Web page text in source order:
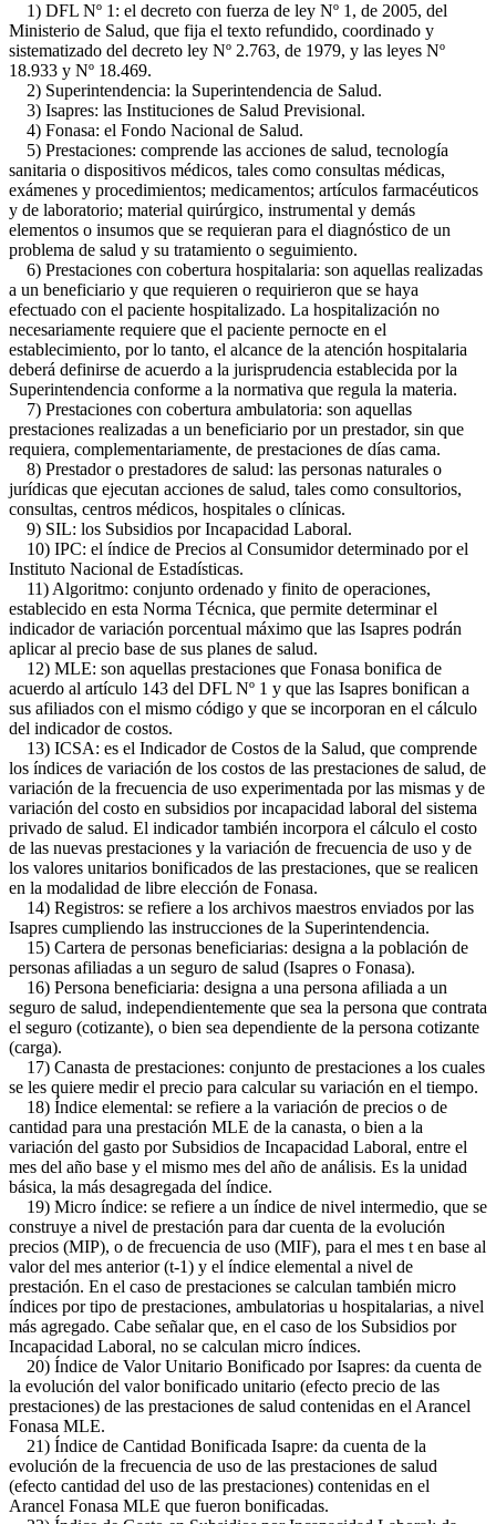
1) DFL Nº 1: el decreto con fuerza de ley Nº 1, de 2005, del
Ministerio de Salud, que fija el texto refundido, coordinado y
sistematizado del decreto ley Nº 2.763, de 1979, y las leyes Nº
18.933 y Nº 18.469.
2) Superintendencia: la Superintendencia de Salud.
3) Isapres: las Instituciones de Salud Previsional.
4) Fonasa: el Fondo Nacional de Salud.
5) Prestaciones: comprende las acciones de salud, tecnología
sanitaria o dispositivos médicos, tales como consultas médicas,
exámenes y procedimientos; medicamentos; artículos farmacéuticos
y de laboratorio; material quirúrgico, instrumental y demás
elementos o insumos que se requieran para el diagnóstico de un
problema de salud y su tratamiento o seguimiento.
6) Prestaciones con cobertura hospitalaria: son aquellas realizadas
a un beneficiario y que requieren o requirieron que se haya
efectuado con el paciente hospitalizado. La hospitalización no
necesariamente requiere que el paciente pernocte en el
establecimiento, por lo tanto, el alcance de la atención hospitalaria
deberá definirse de acuerdo a la jurisprudencia establecida por la
Superintendencia conforme a la normativa que regula la materia.
7) Prestaciones con cobertura ambulatoria: son aquellas
prestaciones realizadas a un beneficiario por un prestador, sin que
requiera, complementariamente, de prestaciones de días cama.
8) Prestador o prestadores de salud: las personas naturales o
jurídicas que ejecutan acciones de salud, tales como consultorios,
consultas, centros médicos, hospitales o clínicas.
9) SIL: los Subsidios por Incapacidad Laboral.
10) IPC: el índice de Precios al Consumidor determinado por el
Instituto Nacional de Estadísticas.
11) Algoritmo: conjunto ordenado y finito de operaciones,
establecido en esta Norma Técnica, que permite determinar el
indicador de variación porcentual máximo que las Isapres podrán
aplicar al precio base de sus planes de salud.
12) MLE: son aquellas prestaciones que Fonasa bonifica de
acuerdo al artículo 143 del DFL Nº 1 y que las Isapres bonifican a
sus afiliados con el mismo código y que se incorporan en el cálculo
del indicador de costos.
13) ICSA: es el Indicador de Costos de la Salud, que comprende
los índices de variación de los costos de las prestaciones de salud, de
variación de la frecuencia de uso experimentada por las mismas y de
variación del costo en subsidios por incapacidad laboral del sistema
privado de salud. El indicador también incorpora el cálculo el costo
de las nuevas prestaciones y la variación de frecuencia de uso y de
los valores unitarios bonificados de las prestaciones, que se realicen
en la modalidad de libre elección de Fonasa.
14) Registros: se refiere a los archivos maestros enviados por las
Isapres cumpliendo las instrucciones de la Superintendencia.
15) Cartera de personas beneficiarias: designa a la población de
personas afiliadas a un seguro de salud (Isapres o Fonasa).
16) Persona beneficiaria: designa a una persona afiliada a un
seguro de salud, independientemente que sea la persona que contrata
el seguro (cotizante), o bien sea dependiente de la persona cotizante
(carga).
17) Canasta de prestaciones: conjunto de prestaciones a los cuales
se les quiere medir el precio para calcular su variación en el tiempo.
18) Índice elemental: se refiere a la variación de precios o de
cantidad para una prestación MLE de la canasta, o bien a la
variación del gasto por Subsidios de Incapacidad Laboral, entre el
mes del año base y el mismo mes del año de análisis. Es la unidad
básica, la más desagregada del índice.
19) Micro índice: se refiere a un índice de nivel intermedio, que se
construye a nivel de prestación para dar cuenta de la evolución
precios (MIP), o de frecuencia de uso (MIF), para el mes t en base al
valor del mes anterior (t-1) y el índice elemental a nivel de
prestación. En el caso de prestaciones se calculan también micro
índices por tipo de prestaciones, ambulatorias u hospitalarias, a nivel
más agregado. Cabe señalar que, en el caso de los Subsidios por
Incapacidad Laboral, no se calculan micro índices.
20) Índice de Valor Unitario Bonificado por Isapres: da cuenta de
la evolución del valor bonificado unitario (efecto precio de las
prestaciones) de las prestaciones de salud contenidas en el Arancel
Fonasa MLE.
21) Índice de Cantidad Bonificada Isapre: da cuenta de la
evolución de la frecuencia de uso de las prestaciones de salud
(efecto cantidad del uso de las prestaciones) contenidas en el
Arancel Fonasa MLE que fueron bonificadas.